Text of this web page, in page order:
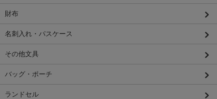
財布
名刺入れ・パスケース
その他文具
バッグ・ポーチ
ランドセル